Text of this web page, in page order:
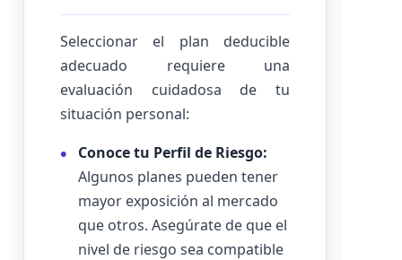
Seleccionar el plan deducible
adecuado requiere una
evaluación cuidadosa de tu
situación personal:
Conoce tu Perfil de Riesgo:
Algunos planes pueden tener
mayor exposición al mercado
que otros. Asegúrate de que el
nivel de riesgo sea compatible